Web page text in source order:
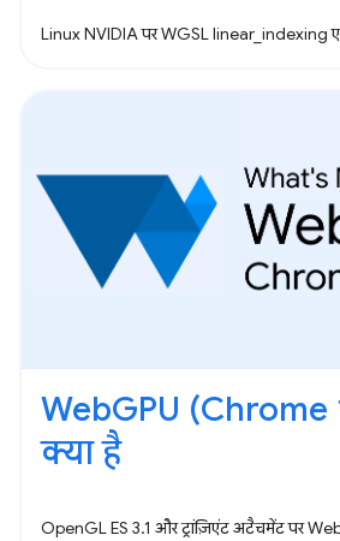
Linux NVIDIA पर WGSL linear_indexing
WebGPU (Chrome
क्या है
OpenGL ES 3.1 और ट्रांज़िएंट अटैचमेंट पर